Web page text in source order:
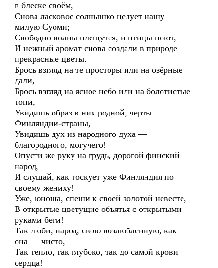
в блеске своём,
Снова ласковое солнышко целует нашу
милую Суоми;
Свободно волны плещутся, и птицы поют,
И нежный аромат снова создали в природе
прекрасные цветы.
Брось взгляд на те просторы или на озёрные
дали,
Брось взгляд на ясное небо или на болотистые
топи,
Увидишь образ в них родной, черты
Финляндии-страны,
Увидишь дух из народного духа —
благородного, могучего!
Опусти же руку на грудь, дорогой финский
народ,
И слушай, как тоскует уже Финляндия по
своему жениху!
Уже, юноша, спеши к своей золотой невесте,
В открытые цветущие объятья с открытыми
руками беги!
Так люби, народ, свою возлюбленную, как
она — чисто,
Так тепло, так глубоко, так до самой крови
сердца!